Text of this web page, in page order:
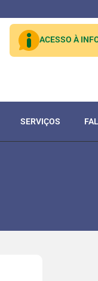
ACESSO À
SERVIÇOS